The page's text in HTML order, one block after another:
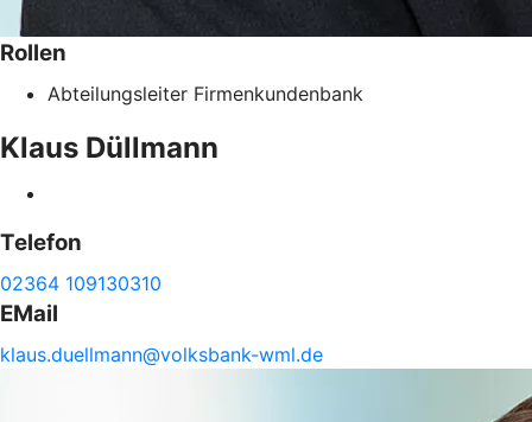
Rollen
Abteilungsleiter Firmenkundenbank
Klaus Düllmann
Telefon
02364 109130310
EMail
klaus.duellmann@volksbank-wml.de